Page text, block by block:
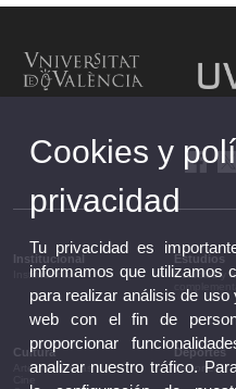
Institucional
Institucional
Estudios
Estudios y
Cultura
Artes escénicas
Deportes
Deportes
Cookies y
privacidad
Tu privacidad es
informamos que utilizamos
para realizar análisis de
web con el fin de
proporcionar
analizar nuestro tráfico.